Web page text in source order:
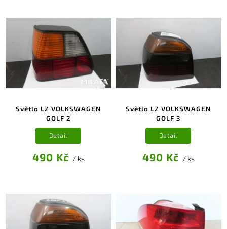
Světlo LZ VOLKSWAGEN
GOLF 2
490 Kč / ks
Detail
Světlo LZ VOLKSWAGEN
GOLF 3
490 Kč / ks
Detail